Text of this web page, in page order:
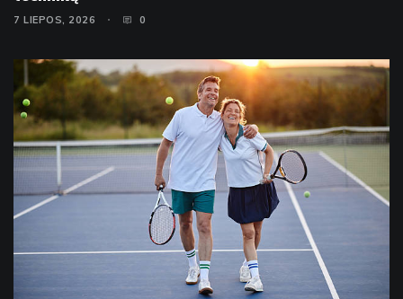
7 LIEPOS, 2026 0